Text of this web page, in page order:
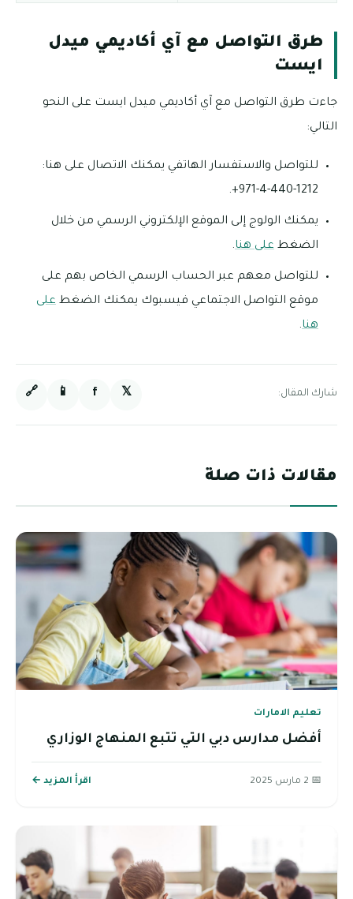
طرق التواصل مع آي أكاديمي ميدل
ايست
جاءت طرق التواصل مع آي أكاديمي ميدل ايست على النحو
التالي:
للتواصل والاستفسار الهاتفي يمكنك الاتصال على هنا:
1212-440-4-971+.
يمكنك الولوج إلى الموقع الإلكتروني الرسمي من خلال
الضغط على هنا.
للتواصل معهم عبر الحساب الرسمي الخاص بهم على
موقع التواصل الاجتماعي فيسبوك يمكنك الضغط على
هنا.
شارك المقال: 𝕏
f
📱
🔗
مقالات ذات صلة
تعليم الامارات
أفضل مدارس دبي التي تتبع المنهاج الوزاري
📅 2 مارس 2025 اقرأ المزيد ←